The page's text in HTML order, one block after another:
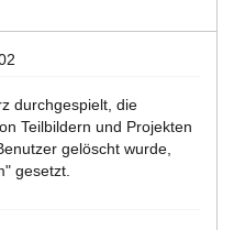
durchgespielt, die
Teilbildern und Projekten
gelöscht wurde,
gesetzt.